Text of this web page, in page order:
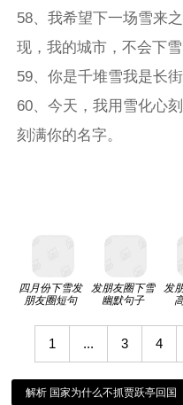
58、我希望下一场雪来
现，我的城市，不会下雪
59、你是千堆雪我是长
60、今天，我用雪化心
刻满你的名字。
四月份下雪发
朋友圈短句
发朋友圈下雪
幽默句子
发
1 ... 3 4
解析 国家为什么不抓贾跃亭回国